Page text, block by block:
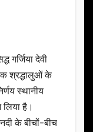
गर्जिया देवी
श्रद्धालुओं के
स्थानीय
लिया है।
के बीचों-बीच